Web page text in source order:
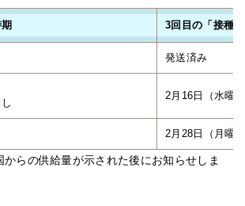
3回目の「接種
発送済み
2月16日（水曜
2月28日（月曜
からの供給量が示された後にお知らせしま